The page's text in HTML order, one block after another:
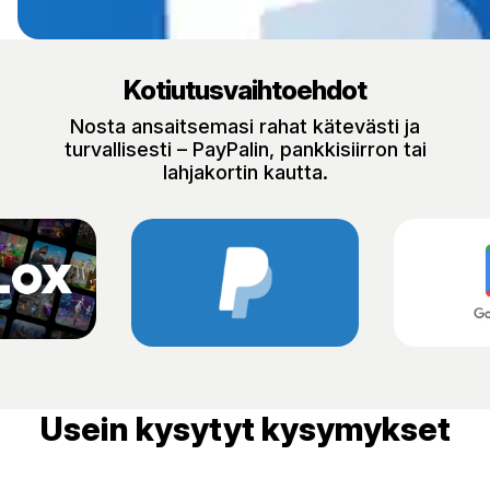
Kotiutusvaihtoehdot
Nosta ansaitsemasi rahat kätevästi ja
turvallisesti – PayPalin, pankkisiirron tai
lahjakortin kautta.
Usein kysytyt kysymykset